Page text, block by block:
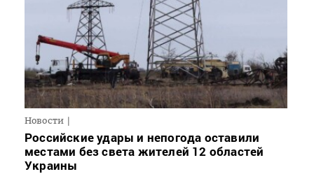
Новости
Российские удары и непогода оставили
местами без света жителей 12 областей
Украины